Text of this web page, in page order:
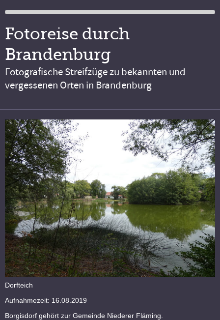
Fotoreise durch
Brandenburg
Fotografische Streifzüge zu bekannten und
vergessenen Orten in Brandenburg
Dorfteich
Aufnahmezeit: 16.08.2019
Borgisdorf gehört zur Gemeinde Niederer Fläming.